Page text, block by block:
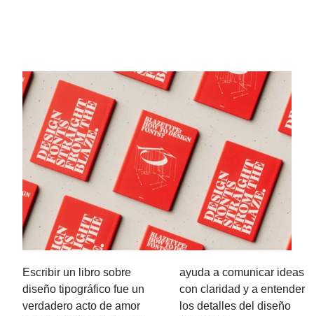
Escribir un libro sobre
diseño tipográfico fue un
verdadero acto de amor
ayuda a comunicar ideas
con claridad y a entender
los detalles del diseño